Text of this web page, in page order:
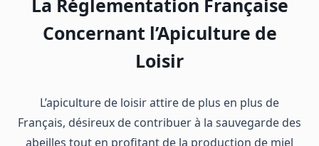
Concernant l’Apiculture de
Loisir
L’apiculture de loisir attire de plus en plus de
Français, désireux de contribuer à la sauvegarde des
abeilles tout en profitant de la production de miel